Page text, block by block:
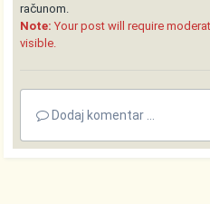
računom.
Note: Your post will require
visible.
Dodaj komentar ...